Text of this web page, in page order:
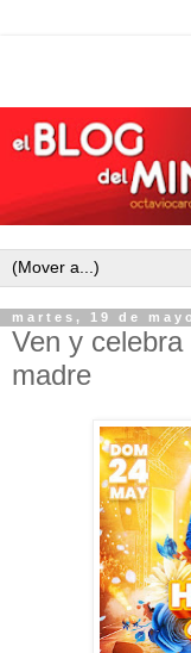
martes, 19 de
Ven y
madre